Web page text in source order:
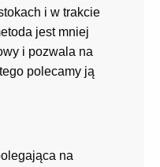
i w trakcie
jest mniej
i pozwala na
polecamy ją
na